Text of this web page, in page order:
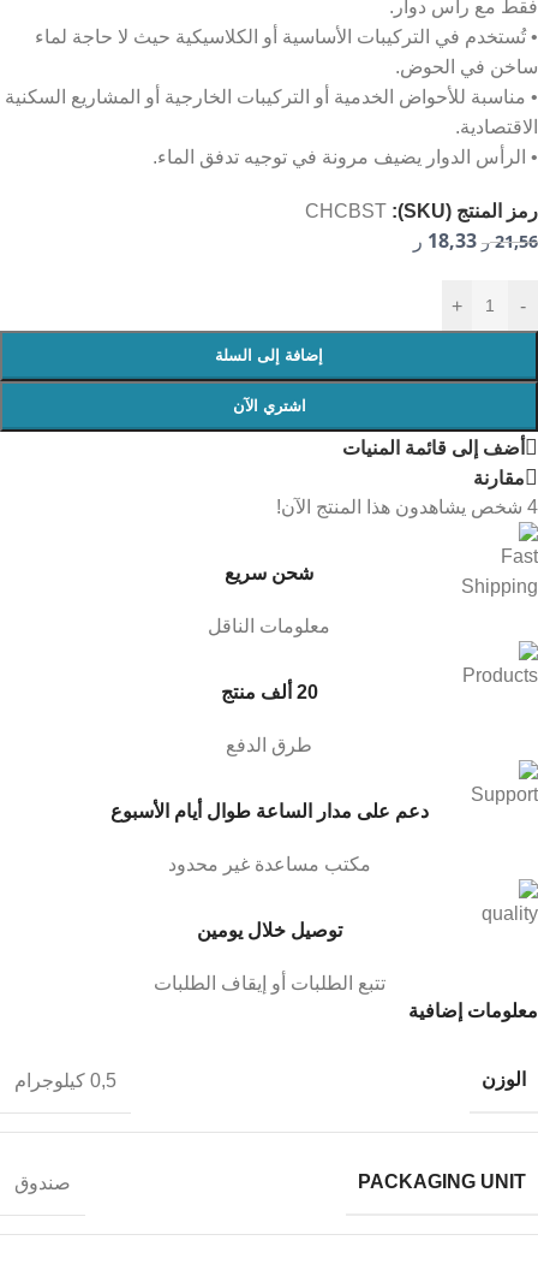
فقط مع رأس دوار.
• تُستخدم في التركيبات الأساسية أو الكلاسيكية حيث لا حاجة لماء
ساخن في الحوض.
• مناسبة للأحواض الخدمية أو التركيبات الخارجية أو المشاريع السكنية
الاقتصادية.
• الرأس الدوار يضيف مرونة في توجيه تدفق الماء.
رمز المنتج (SKU): CHCBST
21,56 ر 18,33 ر
-
+
إضافة إلى السلة
اشتري الآن
أضف إلى قائمة المنيات
مقارنة
4 شخص يشاهدون هذا المنتج الآن!
شحن سريع
معلومات الناقل
20 ألف منتج
طرق الدفع
دعم على مدار الساعة طوال أيام الأسبوع
مكتب مساعدة غير محدود
توصيل خلال يومين
تتبع الطلبات أو إيقاف الطلبات
معلومات إضافية
الوزن 0,5 كيلوجرام
PACKAGING UNIT صندوق